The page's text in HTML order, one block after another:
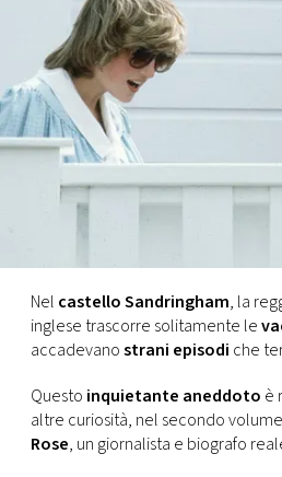
EVENTI
VIDEO
MONACO
RMC
CONSIGLIA
Nel castello Sandringham, la
inglese trascorre solitamente le
accadevanostrani episodi che
Questo inquietante aneddoto è
altre curiosità, nel secondo
Rose, un giornalista e biografo